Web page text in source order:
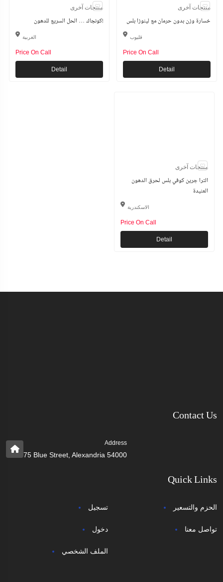
منتجات آخرى
كونجاك … الحل السريع للدهون!
الغربية
Price On Call
Detail
منتجات آخرى
خسارة وزن بدون حرمان مع لينوزا بلس
قليوب
Price On Call
Detail
منتجات آخرى
الترا جرين كوفي بلس لحرق الدهون
العنيدة
الاسكندرية
Price On Call
Detail
Contact Us
Address
75 Blue Street, Alexandria 54000
Quick Links
تسجيل
دخول
الملف الشخصي
الحزم والتسعير
تواصل معنا